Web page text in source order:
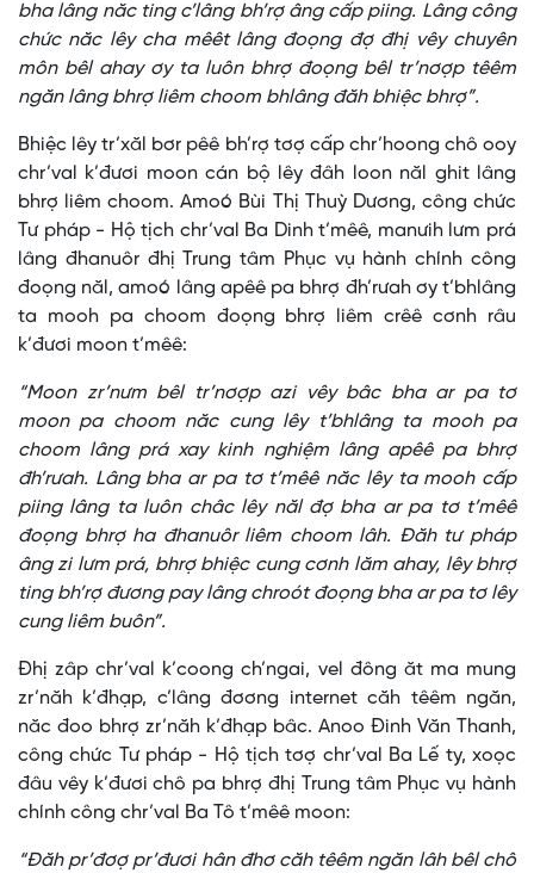
bha lâng năc ting c’lâng bh’rợ âng cấp piing. Lâng công
chức năc lêy cha mêêt lâng đoọng đợ đhị vêy chuyên
môn bêl ahay ơy ta luôn bhrợ đoọng bêl tr’nơợp têêm
ngăn lâng bhrợ liêm choom bhlâng đăh bhiệc bhrợ”.
Bhiệc lêy tr’xăl bơr pêê bh’rợ tơợ cấp chr’hoong chô ooy
chr’val k’đươi moon cán bộ lêy đâh loon năl ghit lâng
bhrợ liêm choom. Amoó Bùi Thị Thuỳ Dương, công chức
Tư pháp - Hộ tịch chr’val Ba Dinh t’mêê, manưih lưm prá
lâng đhanuôr đhị Trung tâm Phục vụ hành chính công
đoọng năl, amoó lâng apêê pa bhrợ đh’rưah ơy t’bhlâng
ta mooh pa choom đoọng bhrợ liêm crêê cơnh râu
k’đươi moon t’mêê:
“Moon zr’nưm bêl tr’nơợp azi vêy bâc bha ar pa tơ
moon pa choom năc cung lêy t’bhlâng ta mooh pa
choom lâng prá xay kinh nghiệm lâng apêê pa bhrợ
đh’rưah. Lâng bha ar pa tơ t’mêê năc lêy ta mooh cấp
piing lâng ta luôn châc lêy năl đợ bha ar pa tơ t’mêê
đoọng bhrợ ha đhanuôr liêm choom lâh. Đăh tư pháp
âng zi lưm prá, bhrợ bhiệc cung cơnh lăm ahay, lêy bhrợ
ting bh’rợ đương pay lâng chroót đoọng bha ar pa tơ lêy
cung liêm buôn”.
Đhị zâp chr’val k’coong ch’ngai, vel đông ăt ma mung
zr’năh k’đhạp, c’lâng đơơng internet căh têêm ngăn,
năc đoo bhrợ zr’năh k’đhạp bâc. Anoo Đinh Văn Thanh,
công chức Tư pháp - Hộ tịch tơợ chr’val Ba Lế ty, xoọc
đâu vêy k’đươi chô pa bhrợ đhị Trung tâm Phục vụ hành
chính công chr’val Ba Tô t’mêê moon:
“Đăh pr’đơợ pr’đươi hân đhơ căh têêm ngăn lâh bêl chô